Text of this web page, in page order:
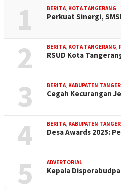
1 BERITA, KOTA TANGERANG
Perkuat Sinergi,
2 BERITA, KOTA TANGERANG,
RSUD Kota
3 BERITA, KABUPATEN
Cegah Kecurangan
4 BERITA, KABUPATEN
Desa Awards 2025:
5 ADVERTORIAL
Kepala